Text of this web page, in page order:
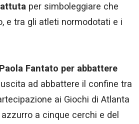
per simboleggiare che
e tra gli atleti normodotati e i
Fantato per abbattere
ad abbattere il confine tra
ai Giochi di Atlanta
a cinque cerchi e del